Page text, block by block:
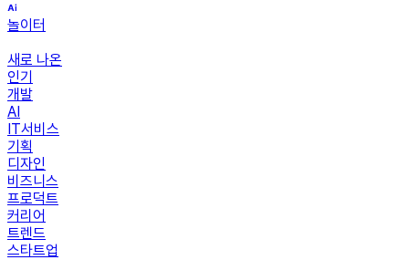
놀이터
새로 나온
인기
개발
AI
IT서비스
기획
디자인
비즈니스
프로덕트
커리어
트렌드
스타트업